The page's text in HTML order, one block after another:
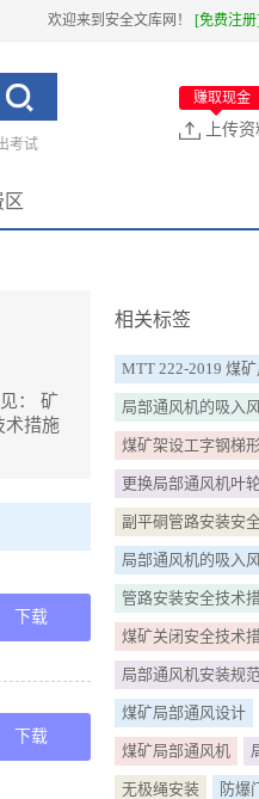
欢迎来到安全文库网！ [免费注册]
考试
上传
赚取现金
区
： 矿
术措施
长审批。
安装方
长总工程
,为满足工
下载
下载
相关标签
MTT 222-2019 煤
局部通风机的吸入
煤矿架设工字钢梯
更换局部通风机叶
副平硐管路安装安
局部通风机的吸入
管路安装安全技术
煤矿关闭安全技术
局部通风机安装规
煤矿局部通风设计
煤矿局部通风机
无极绳安装 防爆